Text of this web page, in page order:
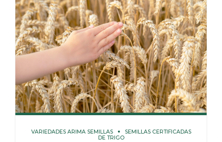
VARIEDADES ARIMA SEMILLAS
SEMILLAS CERTIFICADAS
DE TRIGO